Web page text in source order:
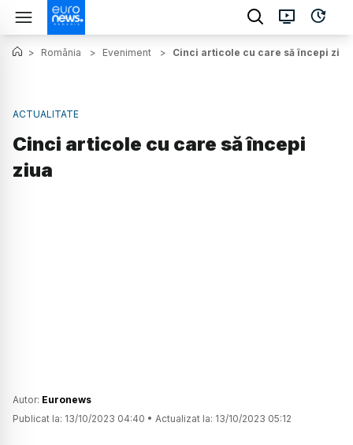
> România > Eveniment > Cinci articole cu care să începi ziua
ACTUALITATE
Cinci articole cu care să începi
ziua
Autor: Euronews
Publicat la: 13/10/2023 04:40 • Actualizat la: 13/10/2023 05:12